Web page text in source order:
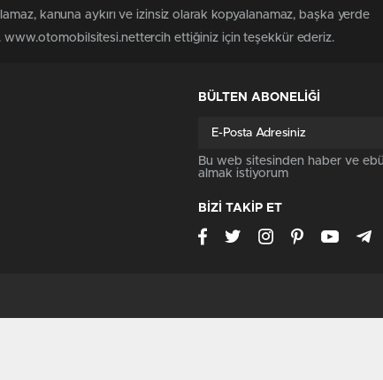
kanuna aykırı ve izinsiz olarak kopyalanamaz, başka yerde
www.otomobilsitesi.nettercih ettiğiniz için teşekkür ederiz.
BÜLTEN ABONELİĞİ
Bu web sitesinden haber ve
almak istiyorum
BİZİ TAKİP ET